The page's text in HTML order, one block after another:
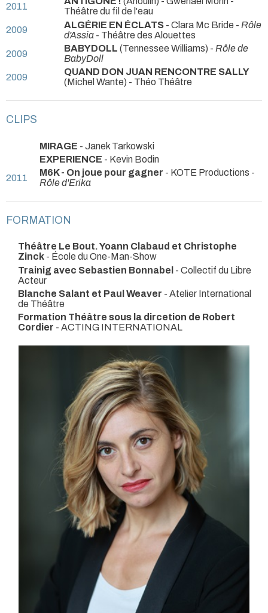
2011
Théâtre du fil de l'eau
2009
ALGÉRIE EN ÉCLATS - Clara Mc Bride - Rôle
d'Assia - Théâtre des Alouettes
2009
BABYDOLL (Tennessee Williams) - Rôle de
BabyDoll
2009
QUAND DON JUAN RENCONTRE SALLY
(Michel Wante) - Théo Théâtre
CLIPS
MIRAGE - Janek Tarkowski
EXPERIENCE - Kevin Bodin
2011
M6K - On joue pour gagner - KOTE Productions -
Rôle d'Erika
FORMATION
Théâtre Le Bout. Yoann Clabaud et Christophe
Zinck - École du One-Man-Show
Trainig avec Sebastien Bonnabel - Collectif du Libre
Acteur
Blanche Salant et Paul Weaver - Atelier International
de Théâtre
Formation Théâtre sous la dircetion de Robert
Cordier - ACTING INTERNATIONAL